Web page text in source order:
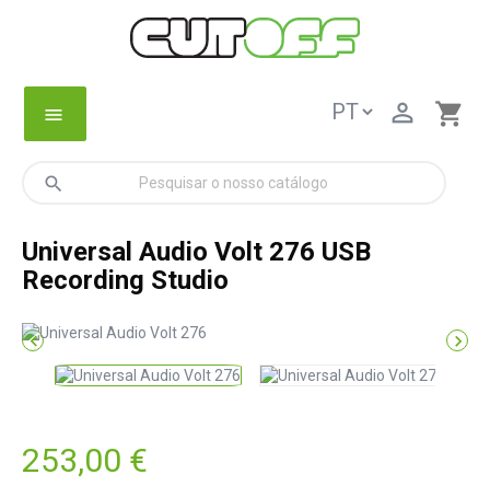
menu shopping_cart

search
Universal Audio Volt 276 USB
Recording Studio
 
253,00 €